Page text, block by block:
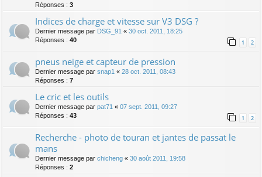
Réponses : 3
Indices de charge et vitesse sur V3 DSG ?
Dernier message par DSG_91 « 30 oct. 2011, 18:25
Réponses : 40 1 2
pneus neige et capteur de pression
Dernier message par snap1 « 28 oct. 2011, 08:43
Réponses : 7
Le cric et les outils
Dernier message par pat71 « 07 sept. 2011, 09:27
Réponses : 43 1 2
Recherche - photo de touran et jantes de passat le
mans
Dernier message par chicheng « 30 août 2011, 19:58
Réponses : 2